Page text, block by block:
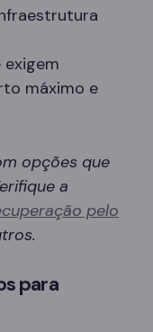
exigem
máximo e
opções que
a
pelo
para